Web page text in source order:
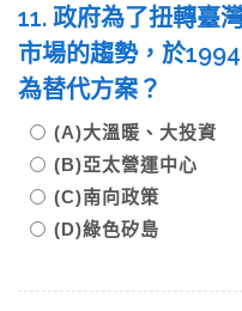
11. 政府為了扭轉臺
市場的趨勢，於
為替代方案？
(A)大溫暖、大投資
(B)亞太營運中心
(C)南向政策
(D)綠色矽島